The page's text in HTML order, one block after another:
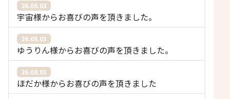
26.08.03
宇宙様からお喜びの声を頂きました。
26.08.03
ゆうりん様からお喜びの声を頂きました。
26.08.03
ほだか様からお喜びの声を頂きました